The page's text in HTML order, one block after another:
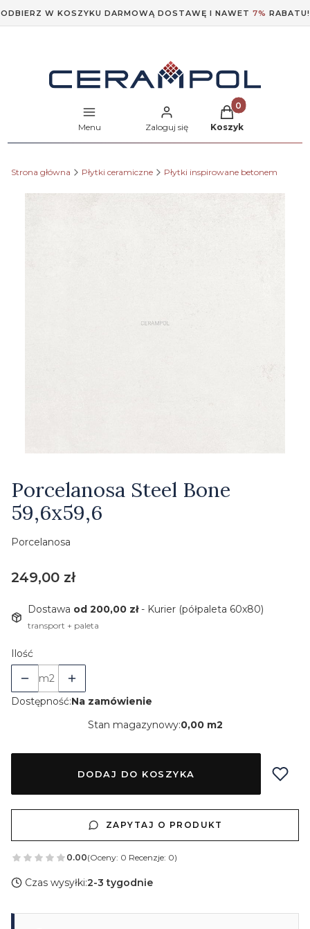
ODBIERZ W KOSZYKU DARMOWĄ DOSTAWĘ I NAWET 7% RABATU!
Menu Zaloguj się
Produkty w
Koszyk
Strona główna Płytki ceramiczne Płytki inspirowane betonem
Porcelanosa Steel Bone
59,6x59,6
Porcelanosa
Cena
249,00 zł
Dostawa od 200,00 zł- Kurier (półpaleta 60x80)
transport + paleta
Ilość
m2
Dostępność:Na zamówienie
Stan magazynowy:0,00 m2
DODAJ DO KOSZYKA
ZAPYTAJ O PRODUKT
0.00(Oceny: 0 Recenzje: 0)
Czas wysyłki:2-3 tygodnie